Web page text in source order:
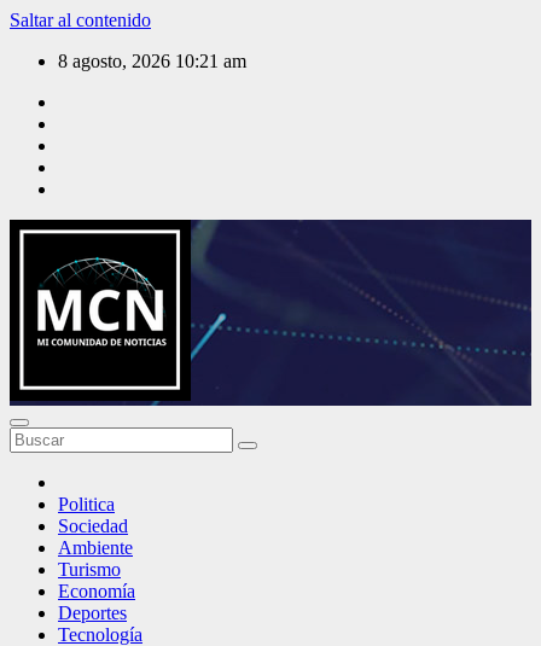
Saltar al contenido
8 agosto, 2026 10:21 am
Mi Comunidad de Noticias
Politica
Sociedad
Ambiente
Turismo
Economía
Deportes
Tecnología